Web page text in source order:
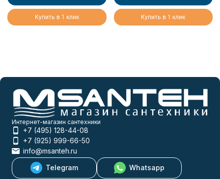
Купить в 1 клик Купить в 1 клик
Интернет-магазин сантехники
+7 (495) 128-44-08
+7 (925) 999-66-50
info@msanteh.ru
Telegram
Whatsapp